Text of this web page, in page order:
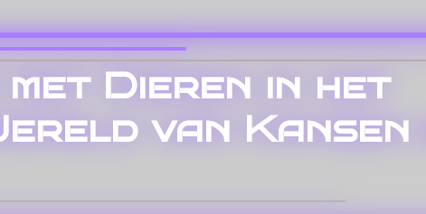
Dieren in het
van Kansen